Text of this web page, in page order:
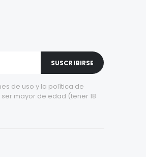
SUSCRIBIRSE
de uso y la política de
mayor de edad (tener 18